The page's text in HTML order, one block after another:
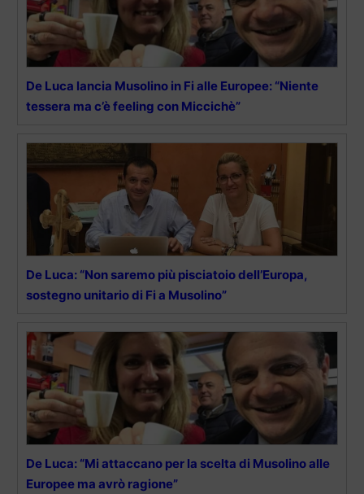
De Luca lancia Musolino in Fi alle Europee: “Niente
tessera ma c’è feeling con Miccichè”
De Luca: “Non saremo più pisciatoio dell’Europa,
sostegno unitario di Fi a Musolino”
De Luca: “Mi attaccano per la scelta di Musolino alle
Europee ma avrò ragione”